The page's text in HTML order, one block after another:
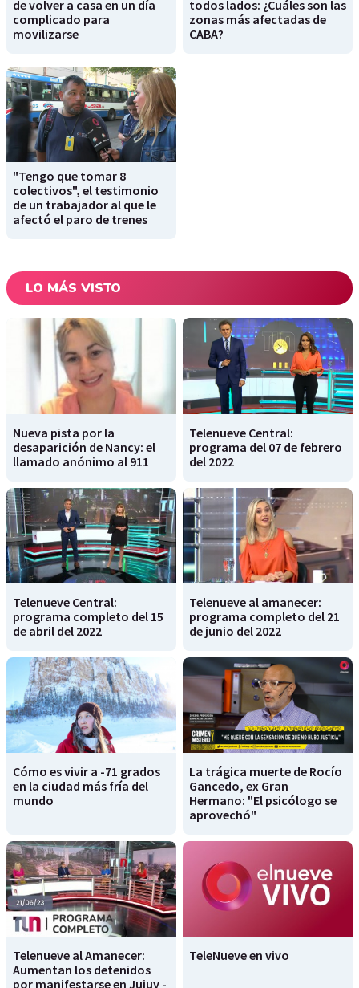
de volver a casa en un día
complicado para
movilizarse
todos lados: ¿Cuáles son las
zonas más afectadas de
CABA?
"Tengo que tomar 8
colectivos", el testimonio
de un trabajador al que le
afectó el paro de trenes
LO MÁS VISTO
Nueva pista por la
desaparición de Nancy: el
llamado anónimo al 911
Telenueve Central:
programa del 07 de febrero
del 2022
Telenueve Central:
programa completo del 15
de abril del 2022
Telenueve al amanecer:
programa completo del 21
de junio del 2022
Cómo es vivir a -71 grados
en la ciudad más fría del
mundo
La trágica muerte de Rocío
Gancedo, ex Gran
Hermano: "El psicólogo se
aprovechó"
Telenueve al Amanecer:
Aumentan los detenidos
por manifestarse en Jujuy -
TeleNueve en vivo